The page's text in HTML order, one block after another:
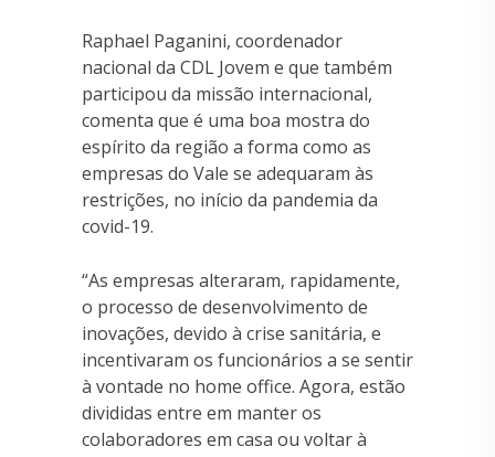
Raphael Paganini, coordenador
nacional da CDL Jovem e que também
participou da missão internacional,
comenta que é uma boa mostra do
espírito da região a forma como as
empresas do Vale se adequaram às
restrições, no início da pandemia da
covid-19.
“As empresas alteraram, rapidamente,
o processo de desenvolvimento de
inovações, devido à crise sanitária, e
incentivaram os funcionários a se sentir
à vontade no home office. Agora, estão
divididas entre em manter os
colaboradores em casa ou voltar à